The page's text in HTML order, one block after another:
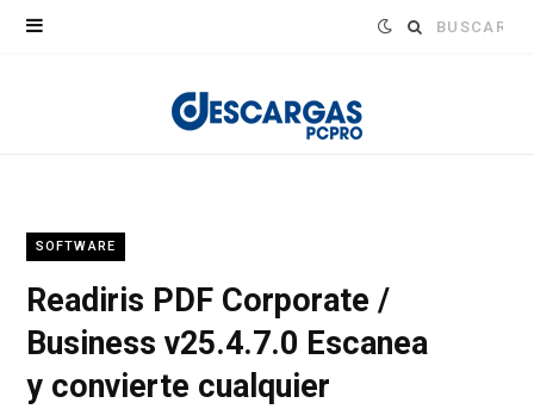
Buscar:
SOFTWARE
Readiris PDF Corporate /
Business v25.4.7.0 Escanea
y convierte cualquier